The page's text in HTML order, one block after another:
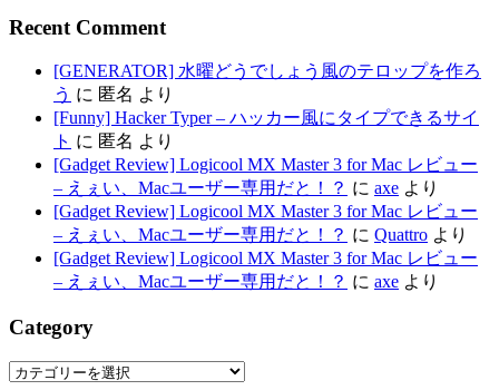
Recent Comment
[GENERATOR] 水曜どうでしょう風のテロップを作ろ
う に 匿名 より
[Funny] Hacker Typer – ハッカー風にタイプできるサイ
ト に 匿名 より
[Gadget Review] Logicool MX Master 3 for Mac レビュー
– えぇい、Macユーザー専用だと！？ に axe より
[Gadget Review] Logicool MX Master 3 for Mac レビュー
– えぇい、Macユーザー専用だと！？ に Quattro より
[Gadget Review] Logicool MX Master 3 for Mac レビュー
– えぇい、Macユーザー専用だと！？ に axe より
Category
Category